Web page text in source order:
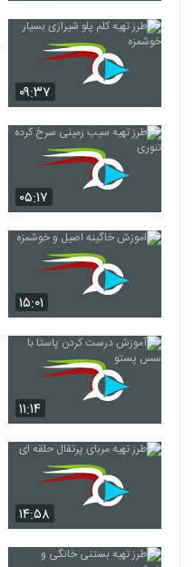
۰۹:۳۷
۰۵:۱۷
۱۵:۰۱
۱۱:۱۴
۱۴:۵۸